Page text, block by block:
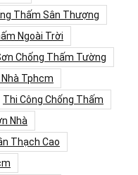
Thấm Sân Thượng
Ngoài Trời
Chống Thấm Tường
Tphcm
Thi Công Chống Thấm
Nhà
Thạch Cao